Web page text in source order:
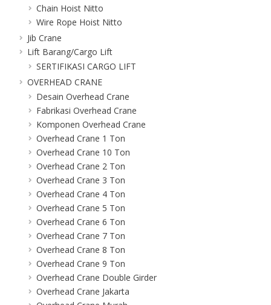
Chain Hoist Nitto
Wire Rope Hoist Nitto
Jib Crane
Lift Barang/Cargo Lift
SERTIFIKASI CARGO LIFT
OVERHEAD CRANE
Desain Overhead Crane
Fabrikasi Overhead Crane
Komponen Overhead Crane
Overhead Crane 1 Ton
Overhead Crane 10 Ton
Overhead Crane 2 Ton
Overhead Crane 3 Ton
Overhead Crane 4 Ton
Overhead Crane 5 Ton
Overhead Crane 6 Ton
Overhead Crane 7 Ton
Overhead Crane 8 Ton
Overhead Crane 9 Ton
Overhead Crane Double Girder
Overhead Crane Jakarta